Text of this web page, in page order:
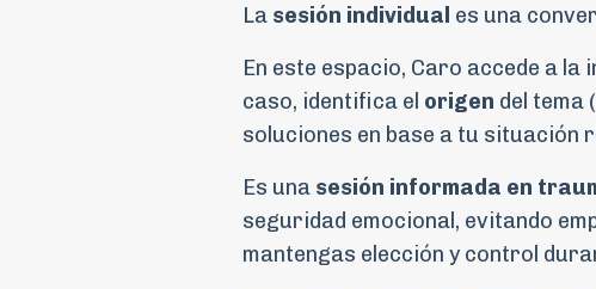
La sesión individual es una
En este espacio, Caro accede a
caso, identifica el origen del tema
soluciones en base a tu situación
Es una sesión informada en
seguridad emocional, evitando
mantengas elección y control